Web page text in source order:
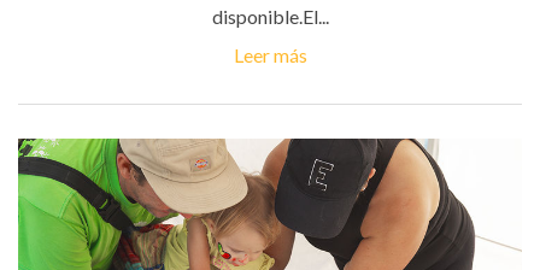
disponible.El...
Leer más